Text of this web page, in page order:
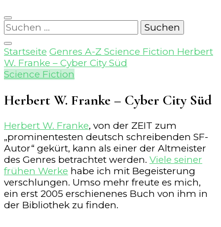
Suchen
nach:
Startseite Genres A-Z Science Fiction Herbert
W. Franke – Cyber City Süd
Science Fiction
Herbert W. Franke – Cyber City Süd
Herbert W. Franke, von der ZEIT zum
„prominentesten deutsch schreibenden SF-
Autor“ gekürt, kann als einer der Altmeister
des Genres betrachtet werden. Viele seiner
frühen Werke habe ich mit Begeisterung
verschlungen. Umso mehr freute es mich,
ein erst 2005 erschienenes Buch von ihm in
der Bibliothek zu finden.